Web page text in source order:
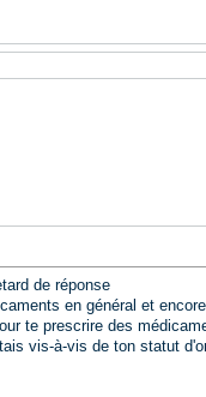
de réponse
en général et
te prescrire des
vis-à-vis de ton statut